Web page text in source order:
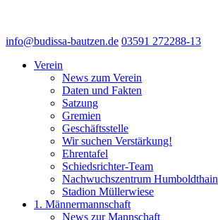
info@budissa-bautzen.de 03591 272288-13
Verein
News zum Verein
Daten und Fakten
Satzung
Gremien
Geschäftsstelle
Wir suchen Verstärkung!
Ehrentafel
Schiedsrichter-Team
Nachwuchszentrum Humboldthain
Stadion Müllerwiese
1. Männermannschaft
News zur Mannschaft